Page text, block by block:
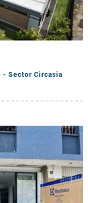
- Sector Circasia